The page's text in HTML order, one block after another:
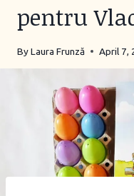
pentru
ByLaura Frunză April 7,